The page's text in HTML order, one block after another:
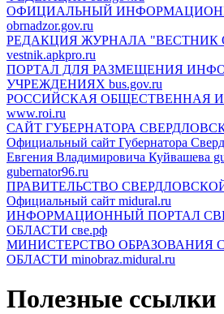
ОФИЦИАЛЬНЫЙ
obrnadzor.gov.ru
РЕДАКЦИЯ ЖУРНАЛА "ВЕСТНИК
vestnik.apkpro.ru
ПОРТАЛ ДЛЯ РАЗМЕЩЕНИЯ
УЧРЕЖДЕНИЯХ bus.gov.ru
РОССИЙСКАЯ ОБЩЕСТВЕННАЯ
www.roi.ru
САЙТ ГУБЕРНАТОРА
Официальный сайт Губернатора
Евгения Владимировича Куйвашева
gubernator96.ru
ПРАВИТЕЛЬСТВО
Официальный сайт midural.ru
ИНФОРМАЦИОННЫЙ ПОРТАЛ
ОБЛАСТИ све.рф
МИНИСТЕРСТВО ОБРАЗОВАНИЯ
ОБЛАСТИ minobraz.midural.ru
Полезные ссылки